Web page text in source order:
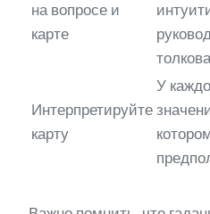
на вопросе и
карте
Интерпретируйте
карту
У